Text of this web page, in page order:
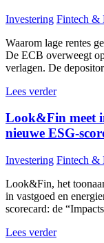
Investering Fintech &
Waarom lage rentes
De ECB overweegt
verlagen. De
Lees verder
Look&Fin meet
nieuwe ESG-
Investering Fintech &
Look&Fin, het
in vastgoed en
scorecard: de
Lees verder